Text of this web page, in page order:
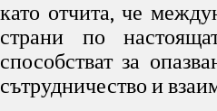
като отчита, че
страни по
способстват за
сътрудничество и